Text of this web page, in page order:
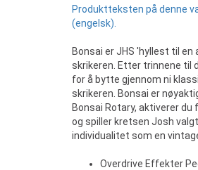
Produktteksten på denne
(engelsk).
Bonsai er JHS 'hyllest til
skrikeren. Etter trinnene til
for å bytte gjennom ni
skrikeren. Bonsai er
Bonsai Rotary, aktiverer
og spiller kretsen Josh
individualitet som en
Overdrive Effekter